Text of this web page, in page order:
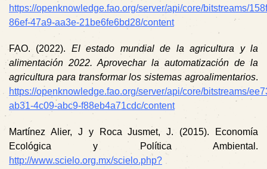
https://openknowledge.fao.org/server/api/core/bitstreams/
86ef-47a9-aa3e-21be6fe6bd28/content
FAO. (2022). El estado mundial de la agricultura y la
alimentación 2022. Aprovechar la automatización de la
agricultura para transformar los sistemas agroalimentarios.
https://openknowledge.fao.org/server/api/core/bitstreams/
ab31-4c09-abc9-f88eb4a71cdc/content
Martínez Alier, J y Roca Jusmet, J. (2015). Economía
Ecológica y Política Ambiental.
http://www.scielo.org.mx/scielo.php?